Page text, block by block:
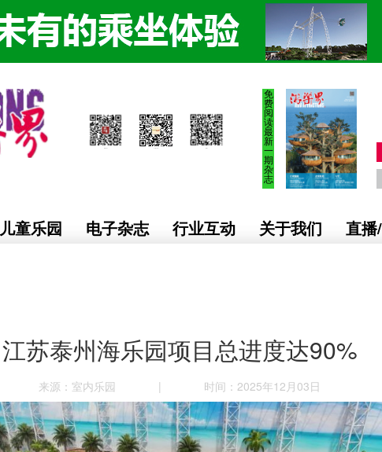
免
费
阅
读
最
新
一
期
杂
志
儿童乐园 电子杂志 行业互动 关于我们 直
江苏泰州海乐园项目总进度达90%
来源：室内乐园 | 时间：2025年12月03日